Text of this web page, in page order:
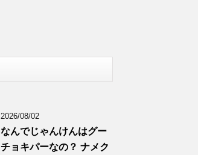
2026/08/02
なんでじゃんけんはグー
チョキパーなの？ ナメク